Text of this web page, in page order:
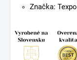
Značka: Texpol